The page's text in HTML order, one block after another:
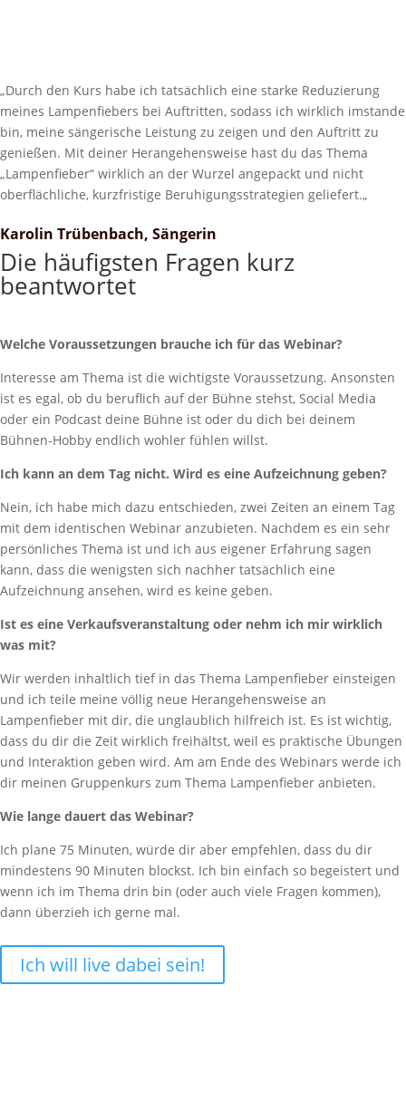
„Durch den Kurs habe ich tatsächlich eine starke Reduzierung
meines Lampenfiebers bei Auftritten, sodass ich wirklich imstande
bin, meine sängerische Leistung zu zeigen und den Auftritt zu
genießen. Mit deiner Herangehensweise hast du das Thema
„Lampenfieber“ wirklich an der Wurzel angepackt und nicht
oberflächliche, kurzfristige Beruhigungsstrategien geliefert.„
Karolin Trübenbach, Sängerin
Die häufigsten Fragen kurz
beantwortet
Welche Voraussetzungen brauche ich für das Webinar?
Interesse am Thema ist die wichtigste Voraussetzung. Ansonsten
ist es egal, ob du beruflich auf der Bühne stehst, Social Media
oder ein Podcast deine Bühne ist oder du dich bei deinem
Bühnen-Hobby endlich wohler fühlen willst.
Ich kann an dem Tag nicht. Wird es eine Aufzeichnung geben?
Nein, ich habe mich dazu entschieden, zwei Zeiten an einem Tag
mit dem identischen Webinar anzubieten. Nachdem es ein sehr
persönliches Thema ist und ich aus eigener Erfahrung sagen
kann, dass die wenigsten sich nachher tatsächlich eine
Aufzeichnung ansehen, wird es keine geben.
Ist es eine Verkaufsveranstaltung oder nehm ich mir wirklich
was mit?
Wir werden inhaltlich tief in das Thema Lampenfieber einsteigen
und ich teile meine völlig neue Herangehensweise an
Lampenfieber mit dir, die unglaublich hilfreich ist. Es ist wichtig,
dass du dir die Zeit wirklich freihältst, weil es praktische Übungen
und Interaktion geben wird. Am am Ende des Webinars werde ich
dir meinen Gruppenkurs zum Thema Lampenfieber anbieten.
Wie lange dauert das Webinar?
Ich plane 75 Minuten, würde dir aber empfehlen, dass du dir
mindestens 90 Minuten blockst. Ich bin einfach so begeistert und
wenn ich im Thema drin bin (oder auch viele Fragen kommen),
dann überzieh ich gerne mal.
Ich will live dabei sein!